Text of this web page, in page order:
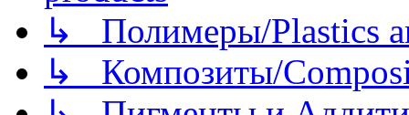
↳ Полимеры/Plastics
↳ Композиты/